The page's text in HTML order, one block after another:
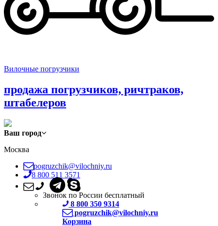
Вилочные погрузчики
продажа погрузчиков, ричтраков,
штабелеров
Ваш город
Москва
pogruzchik@vilochniy.ru
8 800 511 3571
Звонок по России бесплатный
8 800 350 9314
pogruzchik@vilochniy.ru
Корзина